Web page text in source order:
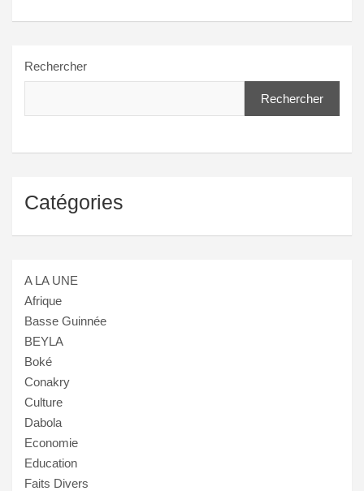
Rechercher
Rechercher
Catégories
A LA UNE
Afrique
Basse Guinnée
BEYLA
Boké
Conakry
Culture
Dabola
Economie
Education
Faits Divers